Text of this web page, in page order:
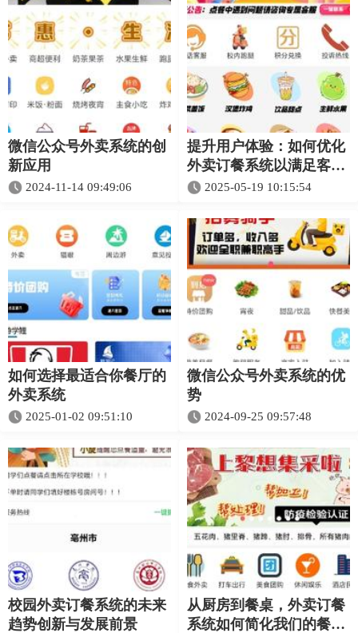
微信公众号外卖系统的创
新应用
2024-11-14 09:49:06
提升用户体验：如何优化
外卖订餐系统以满足客户
需求2025-05-19 10:15:54
如何选择最适合你餐厅的
外卖系统
2025-01-02 09:51:10
微信公众号外卖系统的优
势
2024-09-25 09:57:48
校园外卖订餐系统的未来
趋势创新与发展前景
从厨房到餐桌，外卖订餐
系统如何简化我们的餐饮